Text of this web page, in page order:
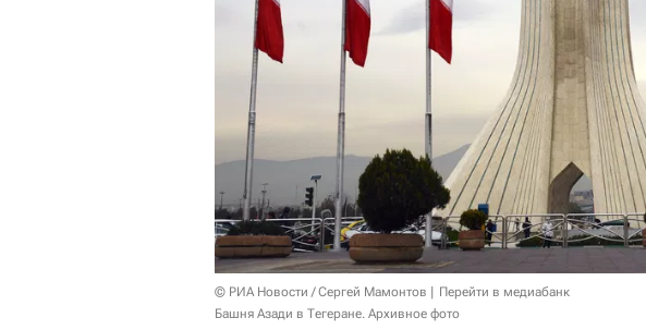
© РИА Новости / Сергей Мамонтов
Перейти в медиабанк
Башня Азади в Тегеране. Архивное фото